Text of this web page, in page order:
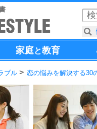
家庭と教育
ブル 恋の悩みを解決する30